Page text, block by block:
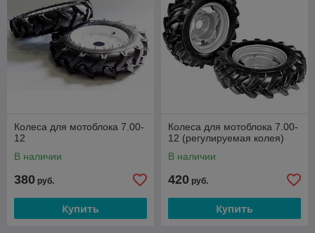
Колеса для мотоблока 7.00-
12
В наличии
380 руб.
Купить
Колеса для мотоблока 7.00-
12 (регулируемая колея)
В наличии
420 руб.
Купить